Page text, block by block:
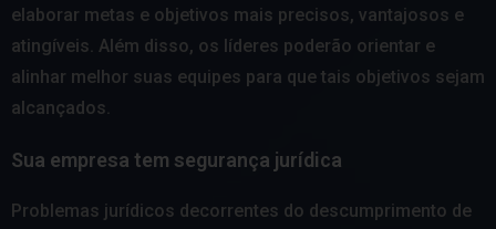
elaborar metas e objetivos mais precisos, vantajosos e
atingíveis. Além disso, os líderes poderão orientar e
alinhar melhor suas equipes para que tais objetivos sejam
alcançados.
Sua empresa tem segurança jurídica
Problemas jurídicos decorrentes do descumprimento de